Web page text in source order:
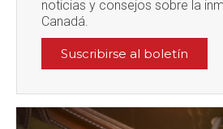
noticias y consejos sobre la
Canadá.
Suscribirse al boletín